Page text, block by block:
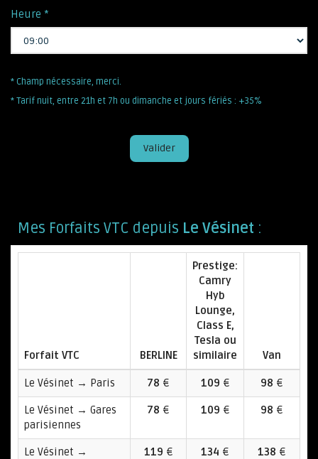
Heure *
* Champ nécessaire, merci.
* Tarif nuit, entre 21h et 7h ou dimanche et jours fériés : +35%
Valider
Mes Forfaits VTC depuis Le Vésinet :
Forfait VTC BERLINE
Prestige:
Camry
Hyb
Lounge,
Class E,
Tesla ou
similaire
Van
Le Vésinet → Paris 78 € 109 € 98 €
Le Vésinet → Gares
parisiennes
78 € 109 € 98 €
Le Vésinet →
119 € 134 € 138 €